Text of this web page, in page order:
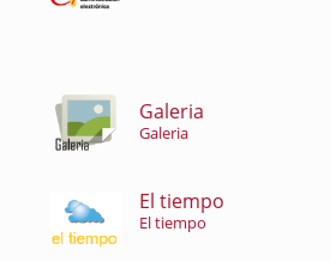
Galeria
Galeria
El tiempo
El tiempo